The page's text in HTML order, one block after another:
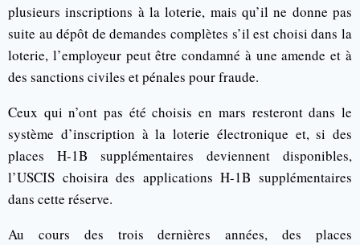
plusieurs inscriptions à la loterie, mais qu’il ne donne pas
suite au dépôt de demandes complètes s’il est choisi dans la
loterie, l’employeur peut être condamné à une amende et à
des sanctions civiles et pénales pour fraude.
Ceux qui n’ont pas été choisis en mars resteront dans le
système d’inscription à la loterie électronique et, si des
places H-1B supplémentaires deviennent disponibles,
l’USCIS choisira des applications H-1B supplémentaires
dans cette réserve.
Au cours des trois dernières années, des places